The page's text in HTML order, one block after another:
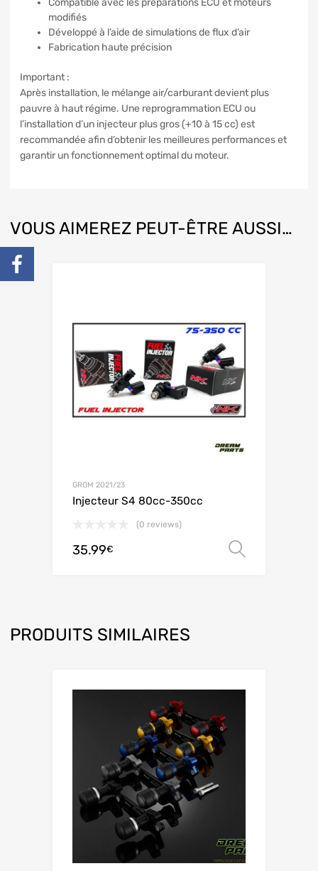
modifiés
Développé à l’aide de simulations de flux d’air
Fabrication haute précision
Important :
Après installation, le mélange air/carburant devient plus
pauvre à haut régime. Une reprogrammation ECU ou
l’installation d’un injecteur plus gros (+10 à 15 cc) est
recommandée afin d’obtenir les meilleures performances et
garantir un fonctionnement optimal du moteur.
VOUS AIMEREZ PEUT-ÊTRE AUSSI…
GROM 2021/23
Injecteur S4 80cc-350cc
(0 reviews)
35.99€
PRODUITS SIMILAIRES